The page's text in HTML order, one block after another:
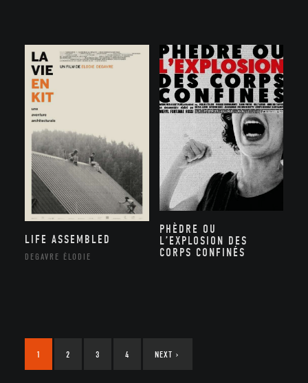
LIFE ASSEMBLED
DEGAVRE ÉLODIE
PHÈDRE OU
L’EXPLOSION DES
CORPS CONFINÉS
1 2 3 4 NEXT ›